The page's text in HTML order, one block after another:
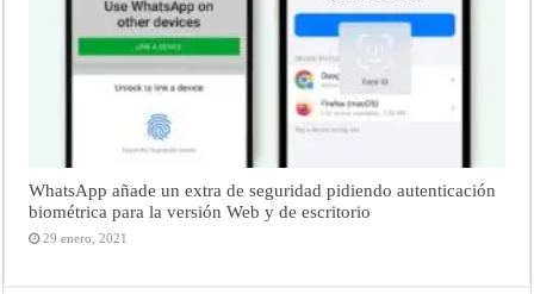
WhatsApp añade un extra de seguridad pidiendo autenticación
biométrica para la versión Web y de escritorio
29 enero, 2021